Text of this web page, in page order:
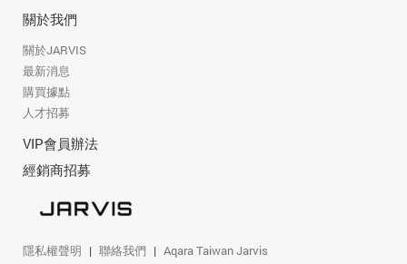
關於我們
關於JARVIS
最新消息
購買據點
人才招募
VIP會員辦法
經銷商招募
隱私權聲明 聯絡我們 Aqara Taiwan Jarvis